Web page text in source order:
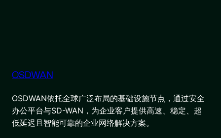
OSDWAN
OSDWAN依托全球广泛布局的基础设施节点，通过安全
办公平台与SD-WAN，为企业客户提供高速、稳定、超
低延迟且智能可靠的企业网络解决方案。